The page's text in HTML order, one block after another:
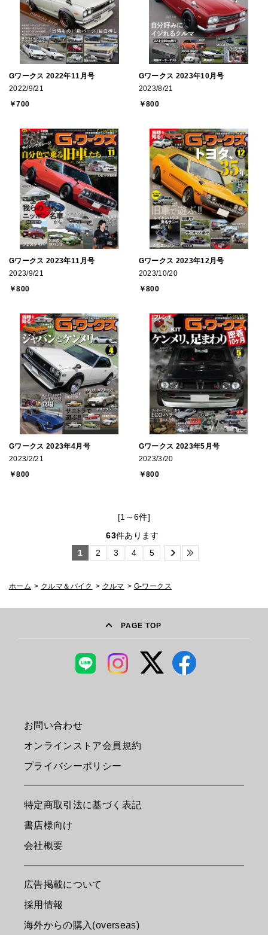
Gワークス 2022年11月号
2022/9/21
￥700
Gワークス 2023年10月号
2023/8/21
￥800
Gワークス 2023年11月号
2023/9/21
￥800
Gワークス 2023年12月号
2023/10/20
￥800
Gワークス 2023年4月号
2023/2/21
￥800
Gワークス 2023年5月号
2023/3/20
￥800
[1～6件]
63件あります
1
2 3 4 5
ホーム > クルマ＆バイク > クルマ > G-ワークス
PAGE TOP
お問い合わせ
オンラインストア会員規約
プライバシーポリシー
特定商取引法に基づく表記
書店様向け
会社概要
広告掲載について
採用情報
海外からの購入(overseas)